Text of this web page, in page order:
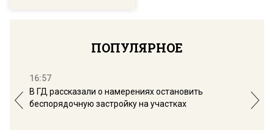
ПОПУЛЯРНОЕ
16:57
В ГД рассказали о намерениях остановить
беспорядочную застройку на участках